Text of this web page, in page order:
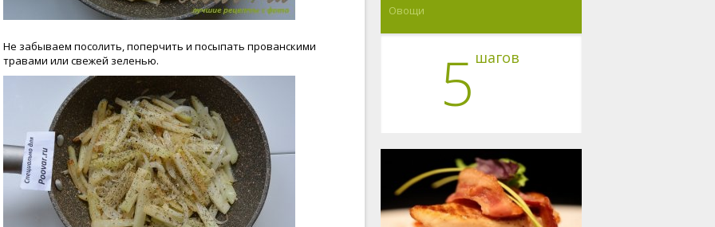
Не забываем посолить, поперчить и посыпать прованскими
травами или свежей зеленью.
Овощи
5 шагов